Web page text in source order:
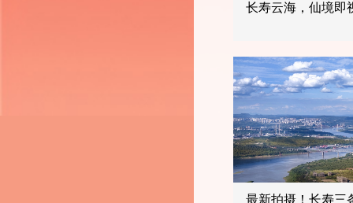
长寿云海，仙境即
最新拍摄！长寿三